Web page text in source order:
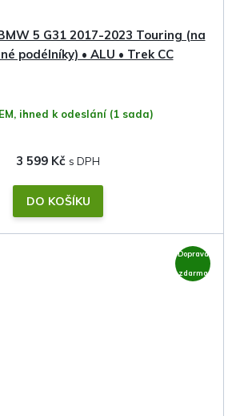
5 G31 2017-2023 Touring (na
podélníky) • ALU • Trek CC
ihned k odeslání (1 sada)
3 599 Kč
DO KOŠÍKU
Doprava
zdarma